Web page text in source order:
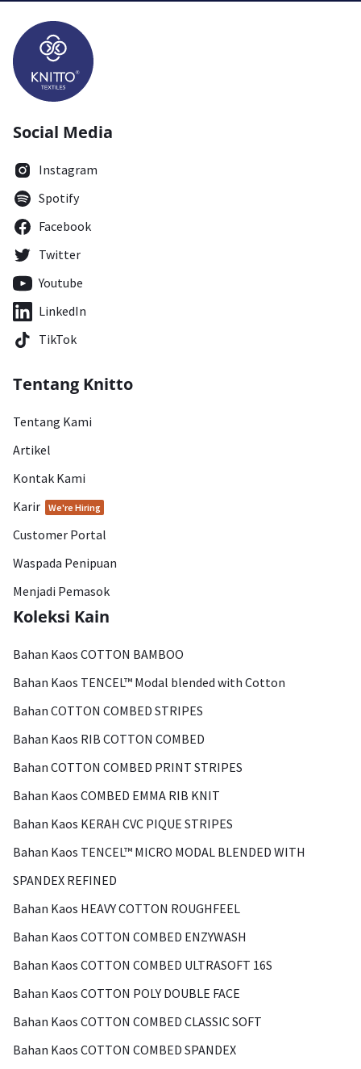
Social Media
Instagram
Spotify
Facebook
Twitter
Youtube
LinkedIn
TikTok
Tentang Knitto
Tentang Kami
Artikel
Kontak Kami
Karir
We're Hiring
Customer Portal
Waspada Penipuan
Menjadi Pemasok
Koleksi Kain
Bahan Kaos COTTON BAMBOO
Bahan Kaos TENCEL™ Modal blended with Cotton
Bahan COTTON COMBED STRIPES
Bahan Kaos RIB COTTON COMBED
Bahan COTTON COMBED PRINT STRIPES
Bahan Kaos COMBED EMMA RIB KNIT
Bahan Kaos KERAH CVC PIQUE STRIPES
Bahan Kaos TENCEL™ MICRO MODAL BLENDED WITH
SPANDEX REFINED
Bahan Kaos HEAVY COTTON ROUGHFEEL
Bahan Kaos COTTON COMBED ENZYWASH
Bahan Kaos COTTON COMBED ULTRASOFT 16S
Bahan Kaos COTTON POLY DOUBLE FACE
Bahan Kaos COTTON COMBED CLASSIC SOFT
Bahan Kaos COTTON COMBED SPANDEX